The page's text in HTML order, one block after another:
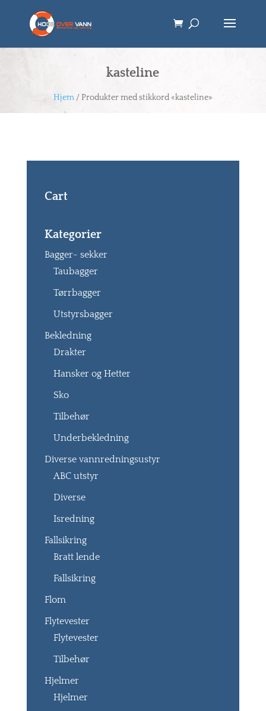
kasteline
Hjem/ Produkter med stikkord «kasteline»
Cart
Kategorier
Bagger- sekker
Taubagger
Tørrbagger
Utstyrsbagger
Bekledning
Drakter
Hansker og Hetter
Sko
Tilbehør
Underbekledning
Diverse vannredningsustyr
ABC utstyr
Diverse
Isredning
Fallsikring
Bratt lende
Fallsikring
Flom
Flytevester
Flytevester
Tilbehør
Hjelmer
Hjelmer